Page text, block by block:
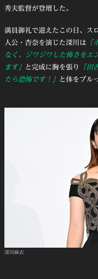
秀夫監督が登壇した。
満員御礼で迎えたこの日、ス
人公・杏奈を演じた深川は 「
なく、ジワジワした怖さをエ
ます」 と完成に胸を張り
「田
たら恐怖です！」 と体をブル
深川麻衣